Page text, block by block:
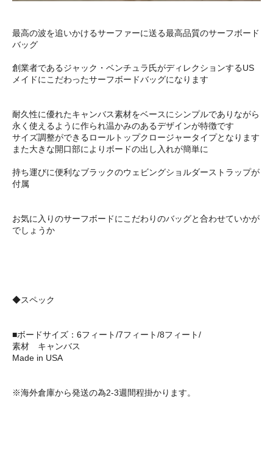
最高の波を追いかけるサーファーに送る最高品質のサーフボード
バッグ
創業者であるジャック・ベンチュラ氏がディレクションするUS
メイドにこだわったサーフボードバッグになります
耐久性に優れたキャンバス素材をベースにシンプルでありながら
永く使えるように作られ温かみのあるデザインが特徴です
サイズ調整ができるロールトップクロージャータイプとなります
また大きな開口部によりボードの出し入れが簡単に
持ち運びに便利なブラックのウェビングショルダーストラップが
付属
お気に入りのサーフボードにこだわりのバッグと合わせていかが
でしょうか
◆スペック
■ボードサイズ：6フィート/7フィート/8フィート/
素材 キャンバス
Made in USA
※海外倉庫から発送の為2-3週間程掛かります。